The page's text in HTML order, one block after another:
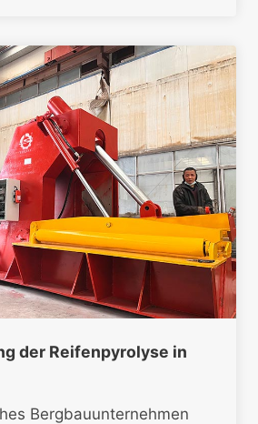
der Reifenpyrolyse in
Bergbauunternehmen